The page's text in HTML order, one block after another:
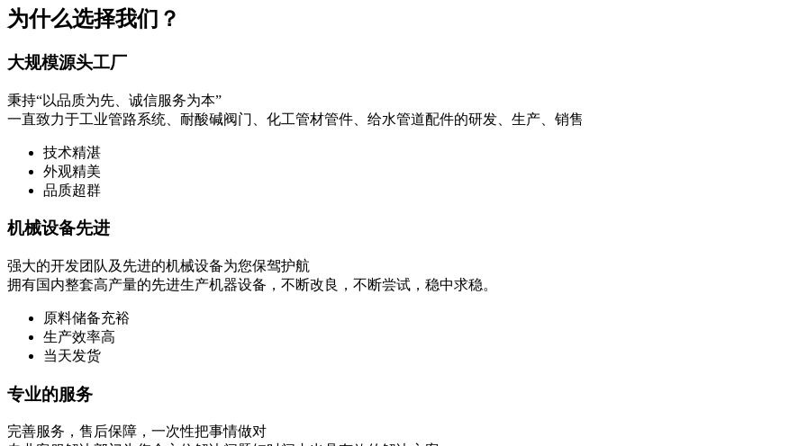
为什么选择我们？
大规模源头工厂
秉持“以品质为先、诚信服务为本”
一直致力于工业管路系统、耐酸碱阀门、化工管材管件、给水管道配件的研发、生产、销售
技术精湛
外观精美
品质超群
机械设备先进
强大的开发团队及先进的机械设备为您保驾护航
拥有国内整套高产量的先进生产机器设备，不断改良，不断尝试，稳中求稳。
原料储备充裕
生产效率高
当天发货
专业的服务
完善服务，售后保障，一次性把事情做对